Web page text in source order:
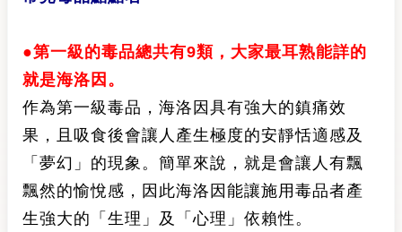
●第一級的毒品總共有9類，大家最耳熟能詳的
就是海洛因。
作為第一級毒品，海洛因具有強大的鎮痛效
果，且吸食後會讓人產生極度的安靜恬適感及
「夢幻」的現象。簡單來說，就是會讓人有飄
飄然的愉悅感，因此海洛因能讓施用毒品者產
生強大的「生理」及「心理」依賴性。